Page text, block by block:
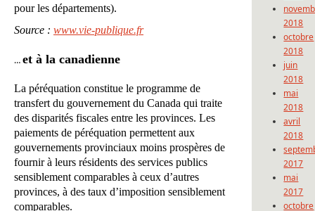
pour les départements).
Source : www.vie-publique.fr
…et à la canadienne
La péréquation constitue le programme de
transfert du gouvernement du Canada qui traite
des disparités fiscales entre les provinces. Les
paiements de péréquation permettent aux
gouvernements provinciaux moins prospères de
fournir à leurs résidents des services publics
sensiblement comparables à ceux d’autres
provinces, à des taux d’imposition sensiblement
comparables.
2018
octobre
2018
juin
2018
mai
2018
avril
2018
2017
mai
2017
octobre